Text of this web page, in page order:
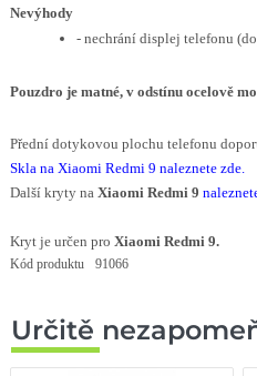
Nevýhody
- nechrání displej telefonu
Pouzdro je matné, v odstínu ocelově
Přední dotykovou plochu telefonu
Skla na Xiaomi Redmi 9 naleznete zde.
Další kryty na Xiaomi Redmi 9
Kryt je určen pro Xiaomi Redmi 9.
Kód produktu 91066
Určitě